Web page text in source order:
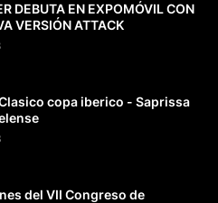
DEBUTA EN EXPOMÓVIL CON
VERSIÓN ATTACK
copa iberico - Saprissa
del VII Congreso de